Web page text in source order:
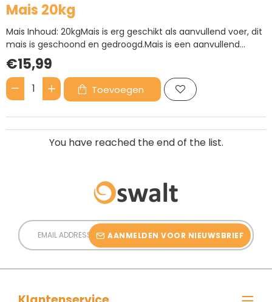
Mais 20kg
Mais Inhoud: 20kgMais is erg geschikt als aanvullend voer, dit
mais is geschoond en gedroogd.Mais is een aanvullend
voeder, bedoeld als extra toevoeging aan een basisrantsoen.
Het voorziet niet in alle voedingsstoffen en moet
gecombineerd worden met ander voer.Voedingsadvies: Ges..
€15,99
Mais
20kg
Toevoegen
You have reached the end of the list.
Email
Address
AANMELDEN VOOR NIEUWSBRIEF